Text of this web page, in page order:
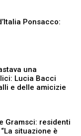
Ponsacco:
una
Lucia Bacci
e delle amicizie
Gramsci: residenti
situazione è